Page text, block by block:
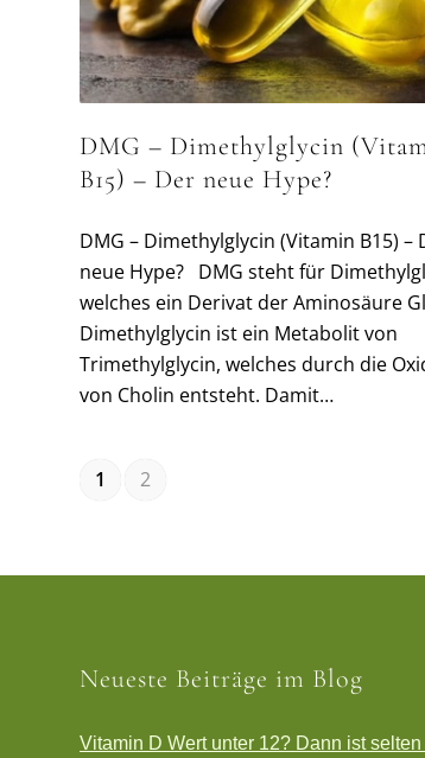
DMG – Dimethylglycin
B15) – Der neue Hype?
DMG – Dimethylglycin (Vitamin B15) –
neue Hype? DMG steht für
welches ein Derivat der Aminosäure
Dimethylglycin ist ein Metabolit von
Trimethylglycin, welches durch die
von Cholin entsteht. Damit…
1 2
Neueste Beiträge im Blog
Vitamin D Wert unter 12? Dann ist selten